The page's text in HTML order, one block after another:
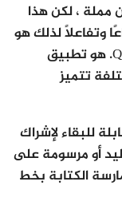
مملة ، لكن هذا
وتفاعلًا لذلك هو
من افضل تطبيقات للطفل. Quick Math Jr. هو تطبيق
مختلفة تتميز
للبقاء لإشراك
أو مرسومة على
الكتابة بخط